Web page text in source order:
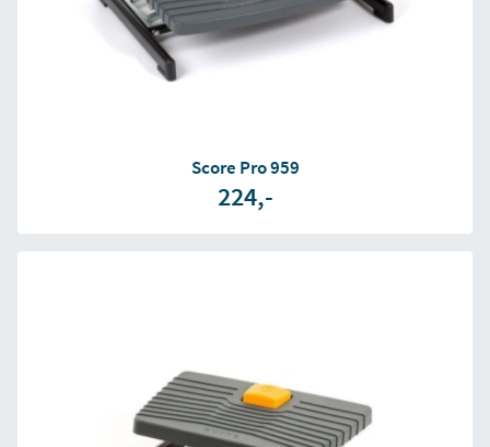
Score Pro 959
224,-